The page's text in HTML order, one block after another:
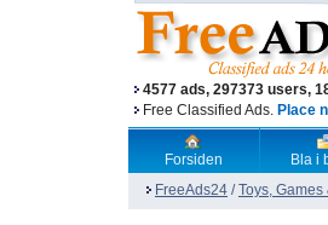
4577 ads, 297373 users,
Free Classified Ads. Place
Forsiden Bla i
FreeAds24 /Toys,